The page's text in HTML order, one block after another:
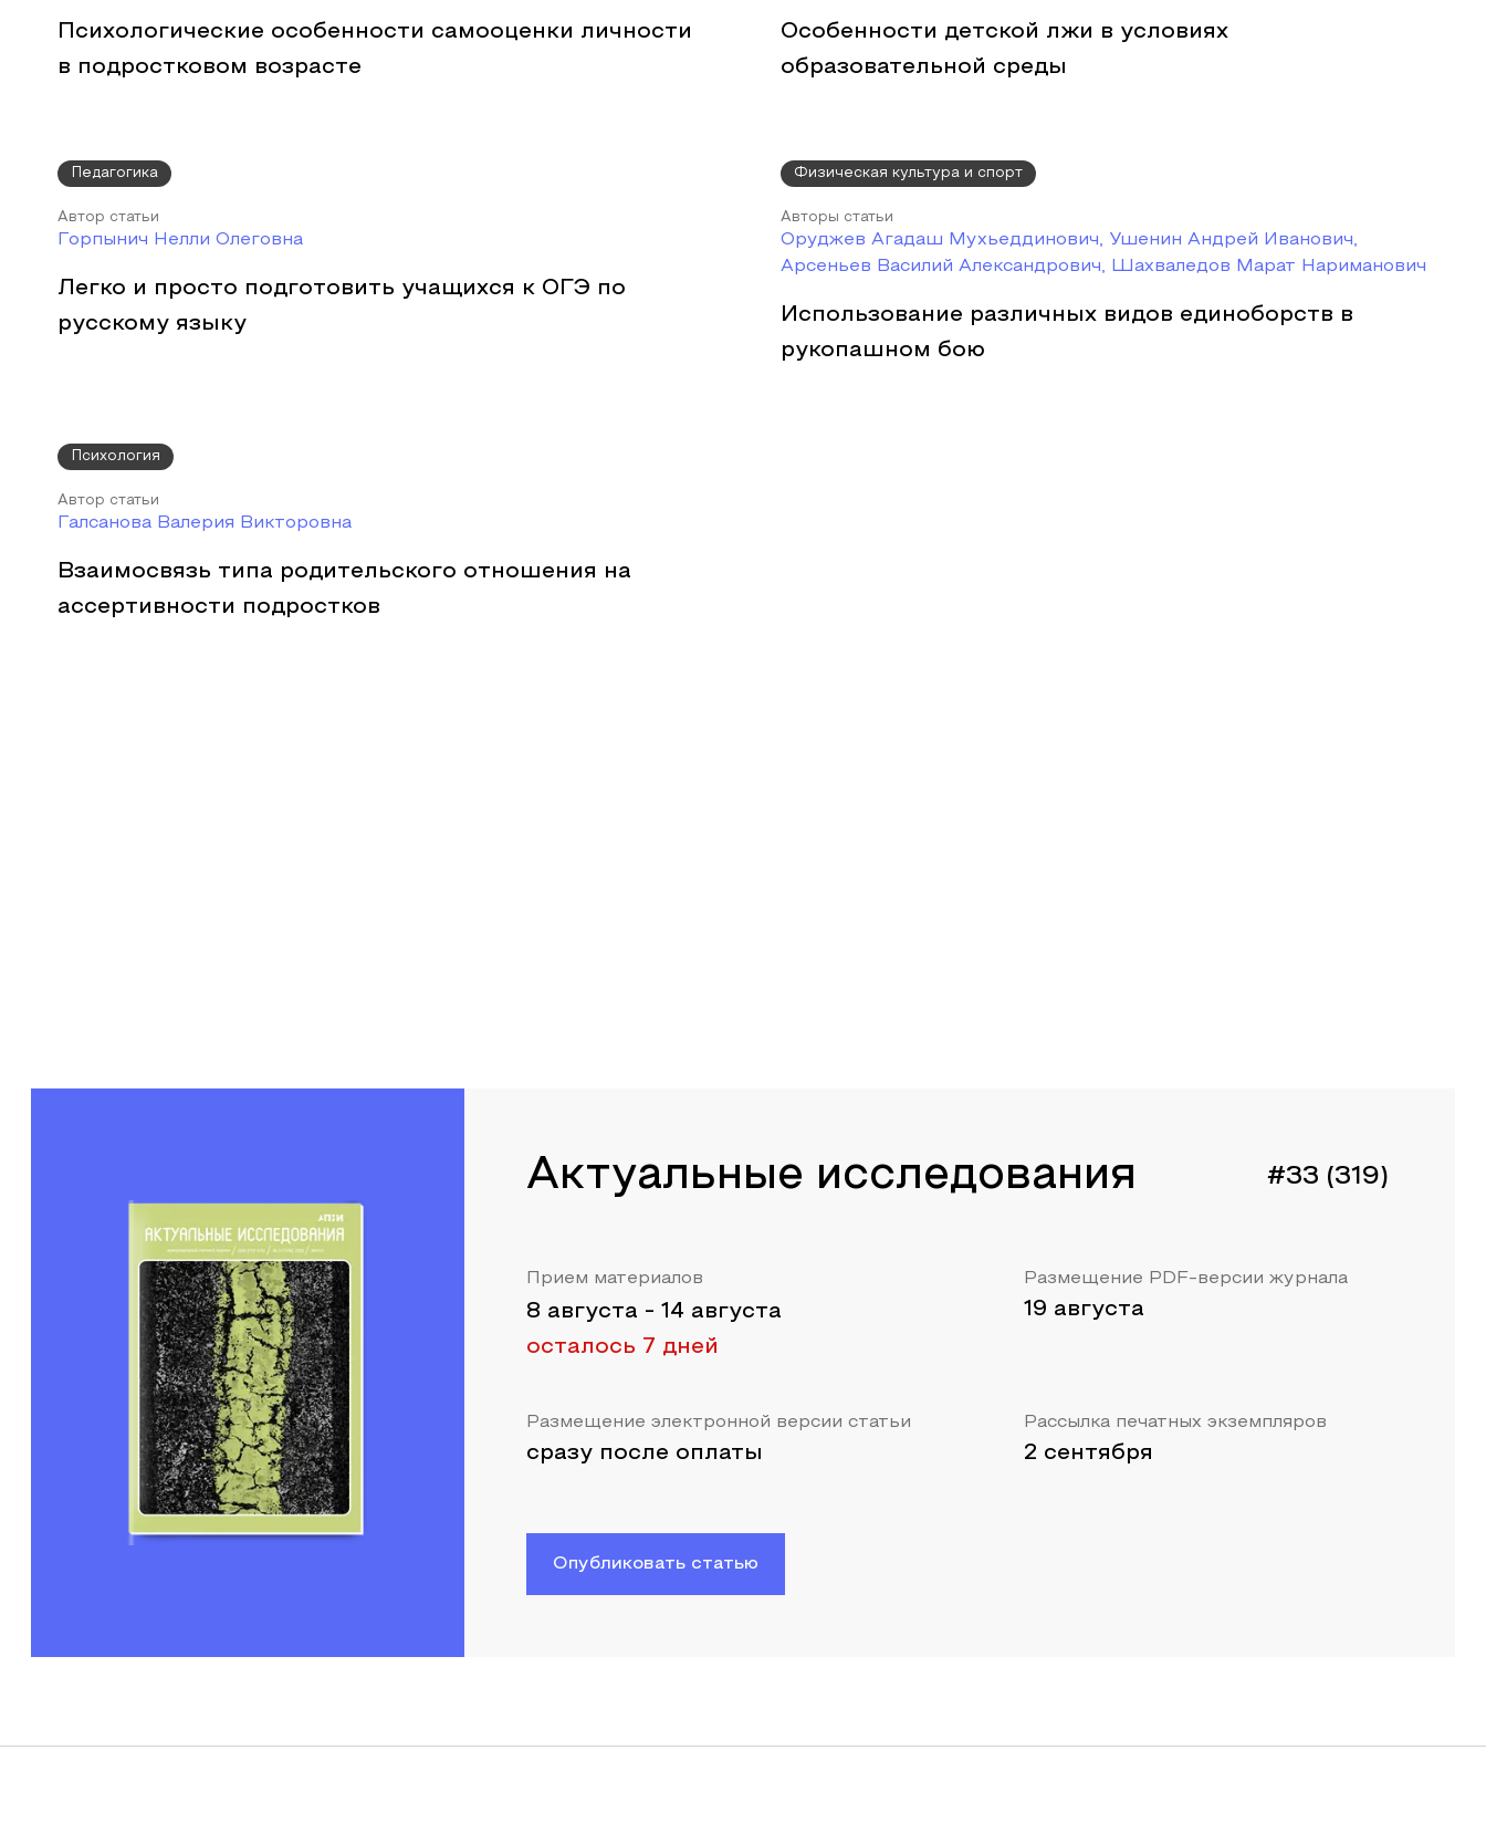
Психологические особенности самооценки личности
в подростковом возрасте
Особенности детской лжи в условиях
образовательной среды
Педагогика
Автор статьи
Горпынич Нелли Олеговна
Легко и просто подготовить учащихся к ОГЭ по
русскому языку
Физическая культура и спорт
Авторы статьи
Оруджев Агадаш Мухьеддинович, Ушенин Андрей Иванович,
Арсеньев Василий Александрович, Шахваледов Марат Нариманович
Использование различных видов единоборств в
рукопашном бою
Психология
Автор статьи
Галсанова Валерия Викторовна
Взаимосвязь типа родительского отношения на
ассертивности подростков
Актуальные исследования #33 (319)
Прием материалов
8 августа - 14 августа
осталось 7 дней
Размещение PDF-версии журнала
19 августа
Размещение электронной версии статьи
сразу после оплаты
Рассылка печатных экземпляров
2 сентября
Опубликовать статью